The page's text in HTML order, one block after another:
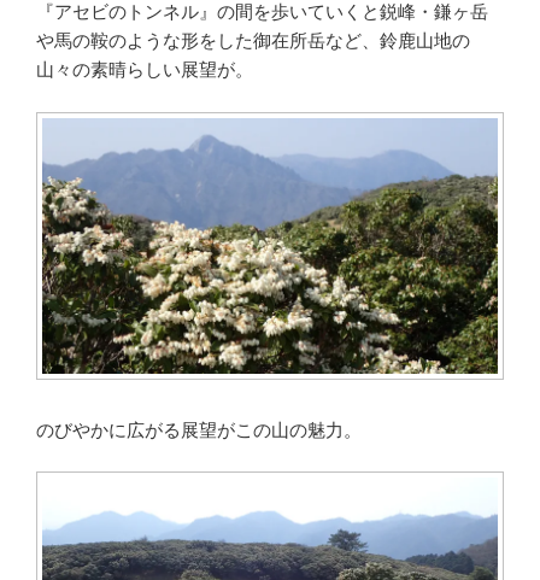
『アセビのトンネル』の間を歩いていくと鋭峰・鎌ヶ岳
や馬の鞍のような形をした御在所岳など、鈴鹿山地の
山々の素晴らしい展望が。
のびやかに広がる展望がこの山の魅力。